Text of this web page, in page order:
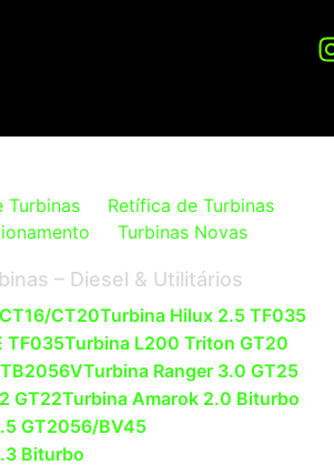
Turbinas
Retífica de Turbinas
Turbinas Novas
– Diesel & Utilitários
CT20Turbina Hilux 2.5 TF035
TF035Turbina L200 Triton GT20
Turbina Ranger 3.0 GT25
GT22Turbina Amarok 2.0 Biturbo
GT2056/BV45
Biturbo